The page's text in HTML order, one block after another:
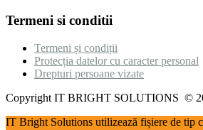
Termeni si conditii
Termeni și condiții
Protecția datelor cu caracter personal
Drepturi persoane vizate
Copyright IT BRIGHT SOLUTIONS ©
IT Bright Solutions utilizează fișiere de tip